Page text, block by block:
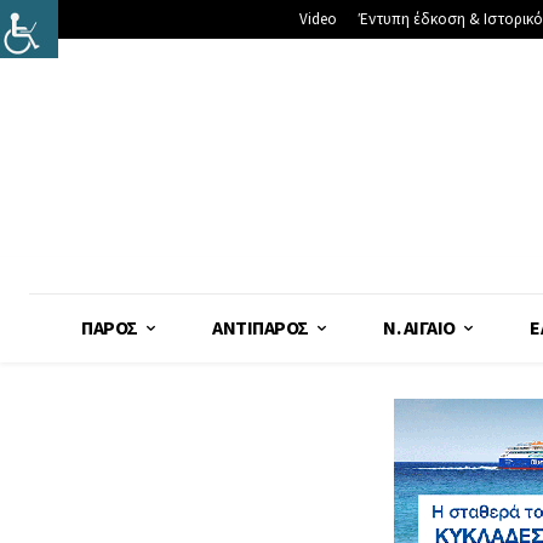
Video Έντυπη έδκοση &
ΠΆΡΟΣ ΑΝΤΊΠΑΡΟΣ Ν. ΑΙΓΑΊΟ